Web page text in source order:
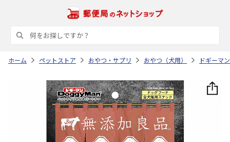
ホーム ペットストア おやつ・サプリ おやつ（犬用） ドギーマ